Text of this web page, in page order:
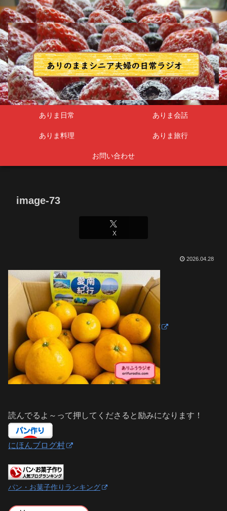
シニア夫婦
ありま日常 ありま会話
ありま料理 ありま旅行
お問い合わせ
image-73
X
2026.04.28
読んでるよ～って押してくださると励みになります！
にほんブログ村
パン・お菓子作りランキング